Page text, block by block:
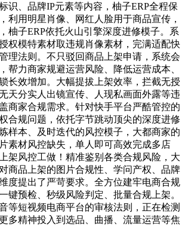
识、品牌IP元素等内容，柚子ERP全程保
利用明星肖像、网红人脸用于商品宣传，
柚子ERP依托火山引擎深度进修模子。系
权模特素材取违规肖像素材，完满适配快
理法则。不只驳回商品上架申请，系统会
帮力商家规避运营风险、降低运营成本、
长效增加。大幅提拔上架效率，拦截无授
天分实人出镜宣传、人现私画面外露等违
商家合规需求。针对快手平台严酷管控的
合规问题，依托字节跳动顶尖的深度进修
样本、及时迭代的风控模子，大都商家的
素材风控缺失，单人即可高效完成多店
架风控工做！精准鉴别各类合规风险，大
商品上架的图片合规性、学问产权、品牌
度提出了严苛要求。全方位建牢电商合规
键预检、秒级风险判定、批量合规上架。
等短视频电商平台的审核法则，正在检测
多精神投入到选品、曲播、流量运营等焦